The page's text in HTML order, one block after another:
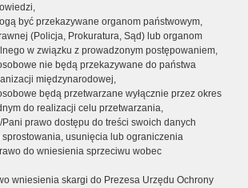
być przekazywane organom państwowym,
(Policja, Prokuratura, Sąd) lub organom
w związku z prowadzonym postępowaniem,
nie będą przekazywane do państwa
międzynarodowej,
będą przetwarzane wyłącznie przez okres
do realizacji celu przetwarzania,
Pani prawo dostępu do treści swoich danych
usunięcia lub ograniczenia
do wniesienia sprzeciwu wobec
wniesienia skargi do Prezesa Urzędu Ochrony